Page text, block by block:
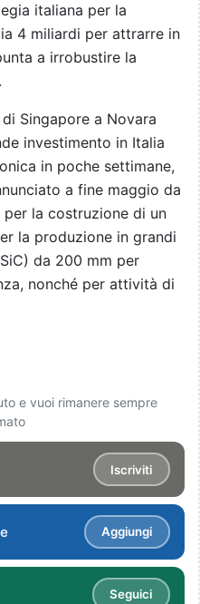
italiana per la
4 miliardi per attrarre in
a irrobustire la
Singapore a Novara
investimento in Italia
in poche settimane,
a fine maggio da
la costruzione di un
la produzione in grandi
da 200 mm per
nonché per attività di
e vuoi rimanere sempre
Iscriviti
Aggiungi
Seguici